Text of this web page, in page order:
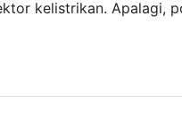
kelistrikan. Apalagi,